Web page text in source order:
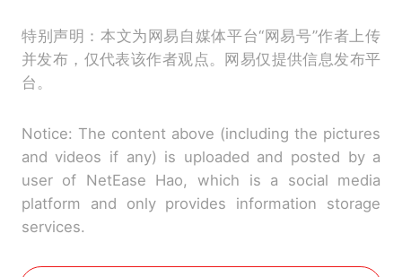
特别声明：本文为网易自媒体平台“网易号”作者上传
并发布，仅代表该作者观点。网易仅提供信息发布平
台。
Notice: The content above (including the pictures
and videos if any) is uploaded and posted by a
user of NetEase Hao, which is a social media
platform and only provides information storage
services.